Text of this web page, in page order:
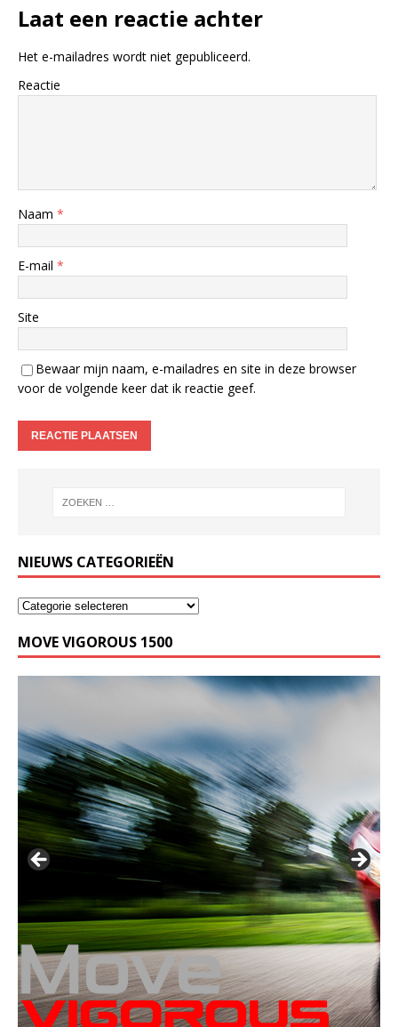
Laat een reactie achter
Het e-mailadres wordt niet gepubliceerd.
Reactie
Naam *
E-mail *
Site
Bewaar mijn naam, e-mailadres en site in deze browser
voor de volgende keer dat ik reactie geef.
NIEUWS CATEGORIEËN
MOVE VIGOROUS 1500